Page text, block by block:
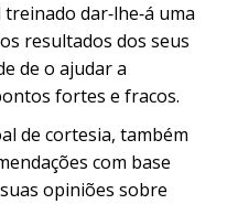
dar‑lhe‑á uma
resultados dos seus
de o ajudar a
fortes e fracos.
de cortesia, também
com base
opiniões sobre